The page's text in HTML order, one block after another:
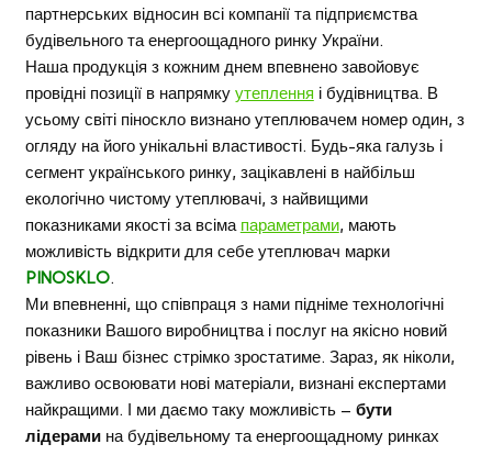
партнерських відносин всі компанії та підприємства
будівельного та енергоощадного ринку України.
Наша продукція з кожним днем впевнено завойовує
провідні позиції в напрямку утеплення і будівництва. В
усьому світі піноскло визнано утеплювачем номер один, з
огляду на його унікальні властивості. Будь-яка галузь і
сегмент українського ринку, зацікавлені в найбільш
екологічно чистому утеплювачі, з найвищими
показниками якості за всіма параметрами, мають
можливість відкрити для себе утеплювач марки
PINOSKLO.
Ми впевненні, що співпраця з нами підніме технологічні
показники Вашого виробництва і послуг на якісно новий
рівень і Ваш бізнес стрімко зростатиме. Зараз, як ніколи,
важливо освоювати нові матеріали, визнані експертами
найкращими. І ми даємо таку можливість – бути
лідерамина будівельному та енергоощадному ринках